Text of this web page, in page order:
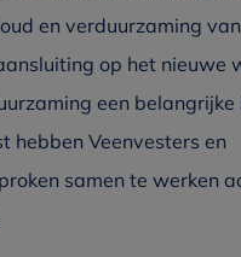
en verduurzaming
op het nieuwe
een
hebben Veenvesters en
samen te werken